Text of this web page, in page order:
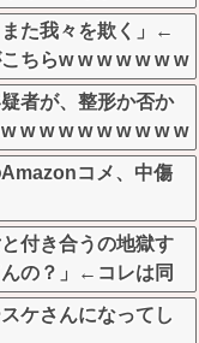
w
また我々を欺く」←
ちらw w w w w w w
者が、整形か否か
w w w w w w w w w
Amazonコメ、中傷
付き合うの地獄す
の？」←コレは同
ケさんになってし